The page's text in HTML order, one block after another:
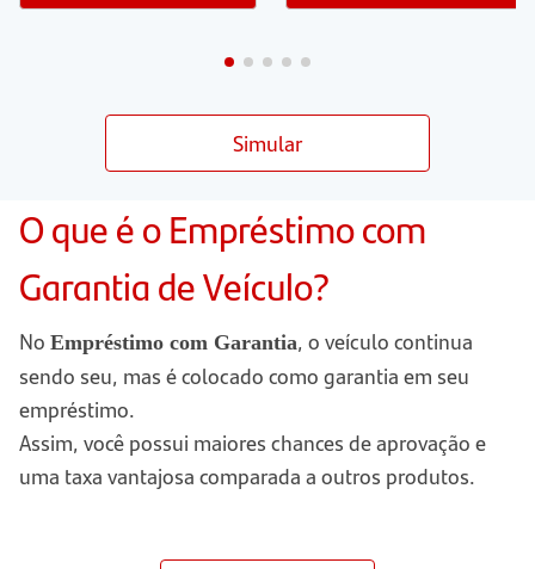
Simular
O que é o Empréstimo com
Garantia de Veículo?
No Empréstimo com Garantia, o veículo continua
sendo seu, mas é colocado como garantia em seu
empréstimo.
Assim, você possui maiores chances de aprovação e
uma taxa vantajosa comparada a outros produtos.